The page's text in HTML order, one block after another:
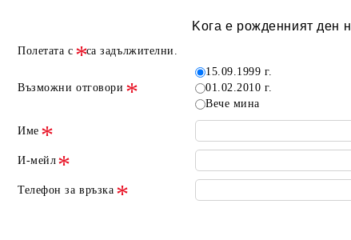
Kога е рожденният ден
Полетата с са задължителни.
Възможни отговори
15.09.1999 г.
01.02.2010 г.
Вече мина
Име
И-мейл
Телефон за връзка